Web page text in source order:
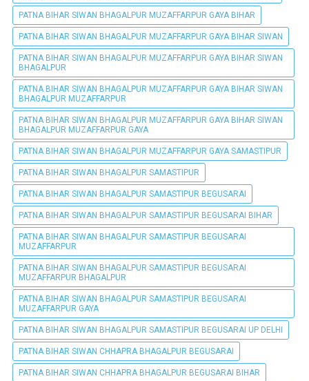
PATNA BIHAR SIWAN BHAGALPUR MUZAFFARPUR GAYA BIHAR
PATNA BIHAR SIWAN BHAGALPUR MUZAFFARPUR GAYA BIHAR SIWAN
PATNA BIHAR SIWAN BHAGALPUR MUZAFFARPUR GAYA BIHAR SIWAN
BHAGALPUR
PATNA BIHAR SIWAN BHAGALPUR MUZAFFARPUR GAYA BIHAR SIWAN
BHAGALPUR MUZAFFARPUR
PATNA BIHAR SIWAN BHAGALPUR MUZAFFARPUR GAYA BIHAR SIWAN
BHAGALPUR MUZAFFARPUR GAYA
PATNA BIHAR SIWAN BHAGALPUR MUZAFFARPUR GAYA SAMASTIPUR
PATNA BIHAR SIWAN BHAGALPUR SAMASTIPUR
PATNA BIHAR SIWAN BHAGALPUR SAMASTIPUR BEGUSARAI
PATNA BIHAR SIWAN BHAGALPUR SAMASTIPUR BEGUSARAI BIHAR
PATNA BIHAR SIWAN BHAGALPUR SAMASTIPUR BEGUSARAI
MUZAFFARPUR
PATNA BIHAR SIWAN BHAGALPUR SAMASTIPUR BEGUSARAI
MUZAFFARPUR BHAGALPUR
PATNA BIHAR SIWAN BHAGALPUR SAMASTIPUR BEGUSARAI
MUZAFFARPUR GAYA
PATNA BIHAR SIWAN BHAGALPUR SAMASTIPUR BEGUSARAI UP DELHI
PATNA BIHAR SIWAN CHHAPRA BHAGALPUR BEGUSARAI
PATNA BIHAR SIWAN CHHAPRA BHAGALPUR BEGUSARAI BIHAR